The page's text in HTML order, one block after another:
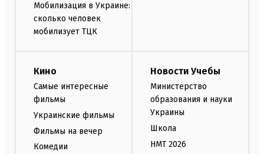
Мобилизация в Украине:
сколько человек
мобилизует ТЦК
Кино
Самые интересные
фильмы
Украинские фильмы
Фильмы на вечер
Комедии
Новости Учебы
Министерство
образования и науки
Украины
Школа
НМТ 2026